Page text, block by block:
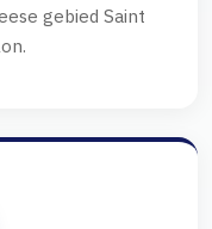
gebied Saint